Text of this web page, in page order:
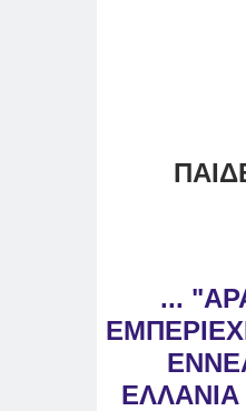
...
ΕΛΛΑΝΙΑ